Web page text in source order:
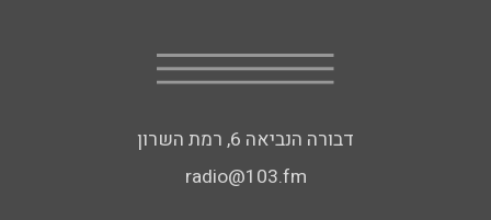
דבורה הנביאה 6, רמת השרון
radio@103.fm